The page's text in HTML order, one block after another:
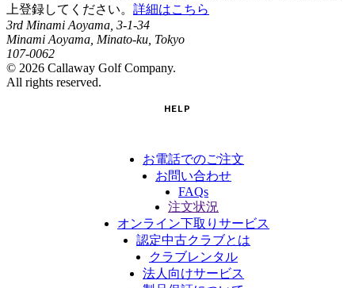
上登録してください。 詳細はこちら
3rd Minami Aoyama, 3-1-34
Minami Aoyama, Minato-ku, Tokyo
107-0062
© 2026 Callaway Golf Company.
All rights reserved.
HELP
お電話でのご注文
お問い合わせ
FAQs
注文状況
オンライン下取りサービス
認定中古クラブとは
クラブレンタル
法人向けサービス